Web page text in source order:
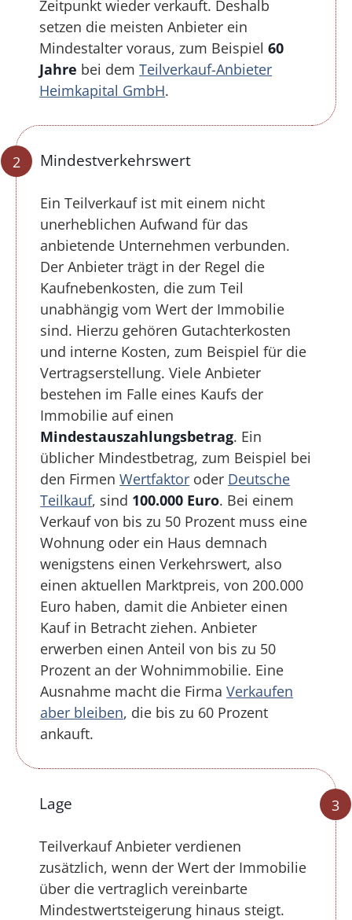
Zeitpunkt wieder verkauft. Deshalb
setzen die meisten Anbieter ein
Mindestalter voraus, zum Beispiel60
Jahre bei demTeilverkauf-Anbieter
Heimkapital GmbH.
Mindestverkehrswert
Ein Teilverkauf ist mit einem nicht
unerheblichen Aufwand für das
anbietende Unternehmen verbunden.
Der Anbieter trägt in der Regel die
Kaufnebenkosten, die zum Teil
unabhängig vom Wert der Immobilie
sind. Hierzu gehören Gutachterkosten
und interne Kosten, zum Beispiel für die
Vertragserstellung. Viele Anbieter
bestehen im Falle eines Kaufs der
Immobilie auf einen
Mindestauszahlungsbetrag. Ein
üblicher Mindestbetrag, zum Beispiel bei
den FirmenWertfaktor oder Deutsche
Teilkauf, sind 100.000 Euro. Bei einem
Verkauf von bis zu 50 Prozent muss eine
Wohnung oder ein Haus demnach
wenigstens einen Verkehrswert, also
einen aktuellen Marktpreis, von 200.000
Euro haben, damit die Anbieter einen
Kauf in Betracht ziehen. Anbieter
erwerben einen Anteil von bis zu 50
Prozent an der Wohnimmobilie. Eine
Ausnahme macht die FirmaVerkaufen
aber bleiben, die bis zu 60 Prozent
ankauft.
Lage
Teilverkauf Anbieter verdienen
zusätzlich, wenn der Wert der Immobilie
über die vertraglich vereinbarte
Mindestwertsteigerung hinaus steigt.